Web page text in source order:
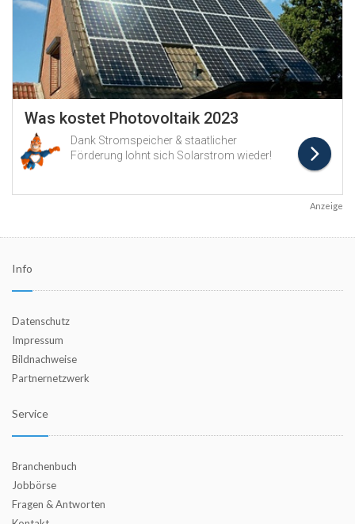
Anzeige
Info
Datenschutz
Impressum
Bildnachweise
Partnernetzwerk
Service
Branchenbuch
Jobbörse
Fragen & Antworten